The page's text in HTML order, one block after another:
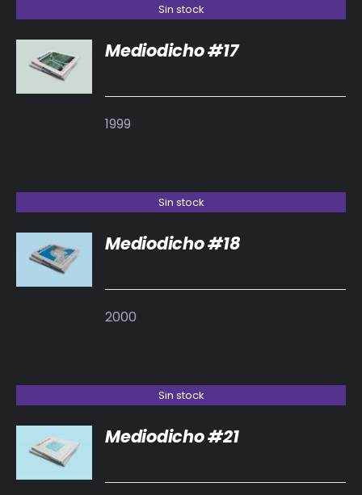
Sin stock
DETALLES
Mediodicho #17
1999
Sin stock
DETALLES
Mediodicho #18
2000
Sin stock
DETALLES
Mediodicho #21